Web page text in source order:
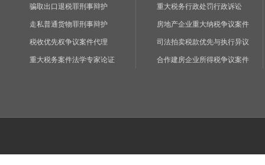
骗取出口退税罪刑事辩护
走私普通货物罪刑事辩护
税收优先权争议案件代理
重大税务案件法学专家论证
重大税务行政处罚行政诉讼
房地产企业重大纳税争议案件
司法拍卖税款优先与执行异议
合作建房企业所得税争议案件